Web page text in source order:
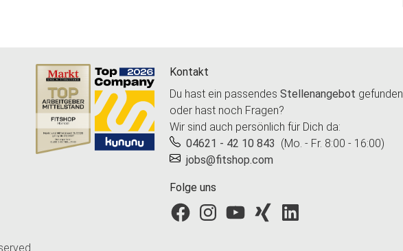
Kontakt
Du hast ein passendes Stellenangebot gefunden
oder hast noch Fragen?
Wir sind auch persönlich für Dich da:
04621 - 42 10 843 (Mo. - Fr. 8:00 - 16:00)
jobs@fitshop.com
Folge uns
Fitshop bei YouTube